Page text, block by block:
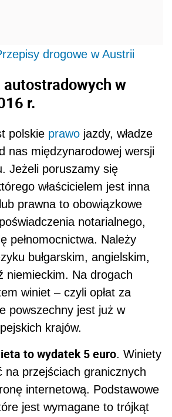
drogowe w Austrii
w
r.
polskie prawo jazdy, władze
nas międzynarodowej wersji
Jeżeli poruszamy się
właścicielem jest inna
prawna to obowiązkowe
notarialnego,
pełnomocnictwa. Należy
bułgarskim, angielskim,
niemieckim. Na drogach
winiet – czyli opłat za
powszechny jest już w
krajów.
to wydatek 5 euro. Winiety
na przejściach granicznych
internetową. Podstawowe
jest wymagane to trójkąt